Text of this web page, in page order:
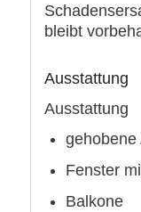
bleibt
Ausstattung
Ausstattung
gehobene
Fenster
Balkone